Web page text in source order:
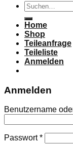
Suchen
nach:
Home
Shop
Teileanfrage
Teileliste
Anmelden
Anmelden
Benutzername
Passwort*